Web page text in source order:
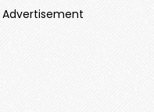
Advertisement